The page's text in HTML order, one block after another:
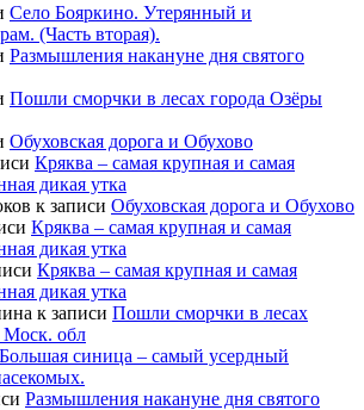
Село Бояркино. Утерянный и
(Часть вторая).
Размышления накануне дня святого
Пошли сморчки в лесах города Озёры
Обуховская дорога и Обухово
Кряква – самая крупная и самая
дикая утка
к записи Обуховская дорога и Обухово
Кряква – самая крупная и самая
дикая утка
Кряква – самая крупная и самая
дикая утка
к записи Пошли сморчки в лесах
Моск. обл
Большая синица – самый усердный
Размышления накануне дня святого